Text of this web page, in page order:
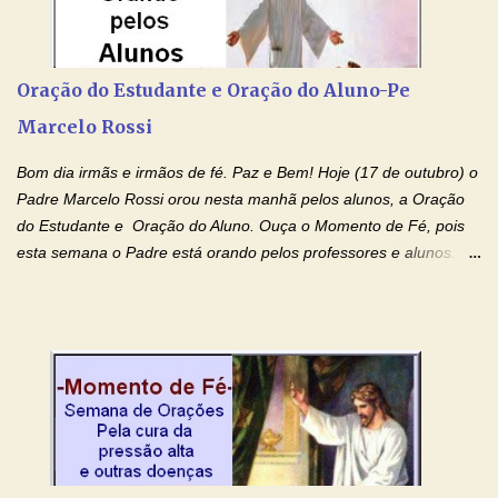
Rossi Site Padre Marcelo Rossi (para ouvir o Momento de Fé)
Tocai, Cura! E Restaura! "Jesus, no poder de Seu Nome, peço
gerações, através de todas as raízes da minha árvore
genealógica. Que o Sangue de Jesus, purificador e vivificante,
Oração do Estudante e Oração do Aluno-Pe
Marcelo Rossi
Bom dia irmãs e irmãos de fé. Paz e Bem! Hoje (17 de outubro) o
Padre Marcelo Rossi orou nesta manhã pelos alunos, a Oração
do Estudante e Oração do Aluno. Ouça o Momento de Fé, pois
esta semana o Padre está orando pelos professores e alunos.
intelectualmente e espiritualmente para o dia da prova. Confie no
amor Ágape de Jesus e no amor materno de Nossa Senhora.
Fique com a paz de Jesus e o amor de Maria! Adriana-Devoção e
Fé Oração do Estudante I Senhor, eu sou estudante, e por sinal,
inteligente. Prova isto é o fato de eu estar aqui, conversando com